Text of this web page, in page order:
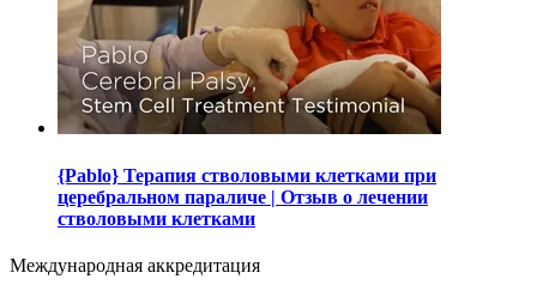
{Pablo} Терапия стволовыми клетками при
церебральном параличе | Отзыв о лечении
стволовыми клетками
Международная аккредитация